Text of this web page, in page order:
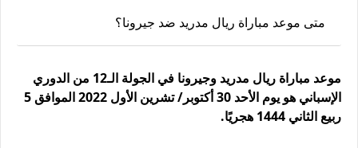
متى موعد مباراة ريال مدريد ضد جيرونا؟
موعد مباراة ريال مدريد وجيرونا في الجولة الـ12 من الدوري
الإسباني هو يوم الأحد 30 أكتوبر/ تشرين الأول 2022 الموافق 5
ربيع الثاني 1444 هجريًا.